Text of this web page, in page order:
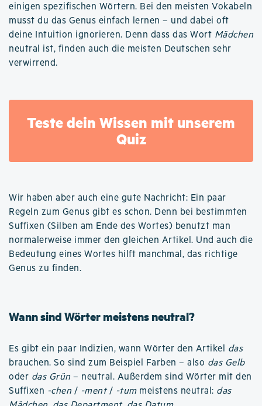
einigen spezifischen Wörtern. Bei den meisten Vokabeln
musst du das Genus einfach lernen – und dabei oft
deine Intuition ignorieren. Denn dass das Wort Mädchen
neutral ist, finden auch die meisten Deutschen sehr
verwirrend.
Teste dein Wissen mit unserem
Quiz
Wir haben aber auch eine gute Nachricht: Ein paar
Regeln zum Genus gibt es schon. Denn bei bestimmten
Suffixen (Silben am Ende des Wortes) benutzt man
normalerweise immer den gleichen Artikel. Und auch die
Bedeutung eines Wortes hilft manchmal, das richtige
Genus zu finden.
Wann sind Wörter meistens neutral?
Es gibt ein paar Indizien, wann Wörter den Artikel das
brauchen. So sind zum Beispiel Farben – also das Gelb
oder das Grün – neutral. Außerdem sind Wörter mit den
Suffixen -chen / -ment/ -tummeistens neutral: das